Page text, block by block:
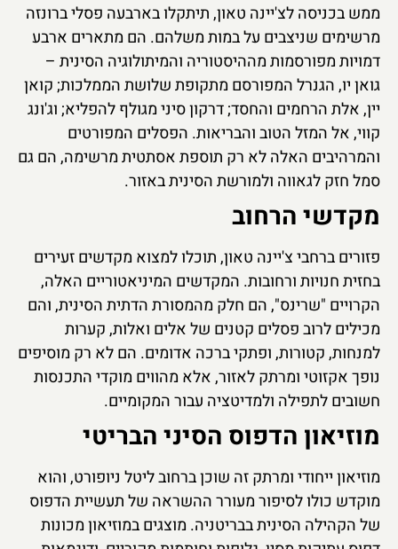
ממש בכניסה לצ'יינה טאון, תיתקלו בארבעה פסלי ברונזה
מרשימים שניצבים על במות משלהם. הם מתארים ארבע
דמויות מפורסמות מההיסטוריה והמיתולוגיה הסינית –
גואן יו, הגנרל המפורסם מתקופת שלושת הממלכות; קואן
יין, אלת הרחמים והחסד; דרקון סיני מגולף להפליא; וג'ונג
קווי, אל המזל הטוב והבריאות. הפסלים המפורטים
והמרהיבים האלה לא רק תוספת אסתטית מרשימה, הם גם
סמל חזק לגאווה ולמורשת הסינית באזור.
מקדשי הרחוב
פזורים ברחבי צ'יינה טאון, תוכלו למצוא מקדשים זעירים
בחזית חנויות ורחובות. המקדשים המיניאטוריים האלה,
הקרויים "שרינס", הם חלק מהמסורת הדתית הסינית, והם
מכילים לרוב פסלים קטנים של אלים ואלות, קערות
למנחות, קטורות, ופתקי ברכה אדומים. הם לא רק מוסיפים
נופך אקזוטי ומרתק לאזור, אלא מהווים מוקדי התכנסות
חשובים לתפילה ולמדיטציה עבור המקומיים.
מוזיאון הדפוס הסיני הבריטי
מוזיאון ייחודי ומרתק זה שוכן ברחוב ליטל ניופורט, והוא
מוקדש כולו לסיפור מעורר ההשראה של תעשיית הדפוס
של הקהילה הסינית בבריטניה. מוצגים במוזיאון מכונות